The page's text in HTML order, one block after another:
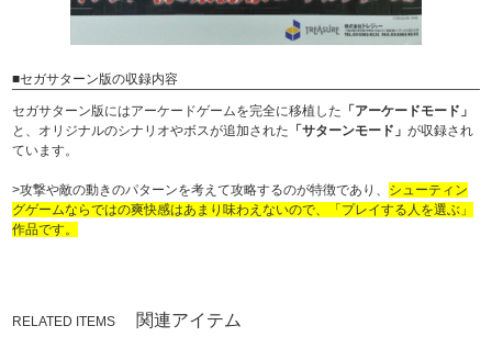
■セガサターン版の収録内容
セガサターン版にはアーケードゲームを完全に移植した 「アーケードモード」
と、オリジナルのシナリオやボスが追加された 「サターンモード」が収録され
ています。
>攻撃や敵の動きのパターンを考えて攻略するのが特徴であり、 シューティン
グゲームならではの爽快感はあまり味わえないので、「プレイする人を選ぶ」
作品です。
関連アイテム